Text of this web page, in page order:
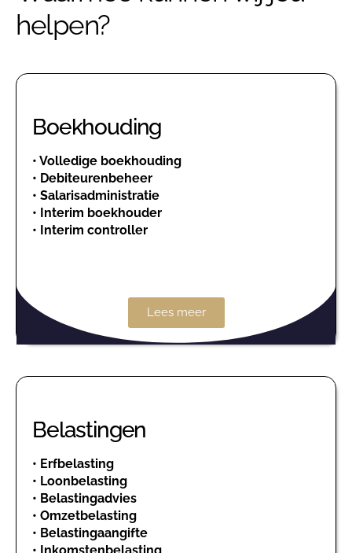
helpen?
Boekhouding
• Volledige boekhouding
• Debiteurenbeheer
• Salarisadministratie
• Interim boekhouder
• Interim controller
Lees meer
Belastingen
• Erfbelasting
• Loonbelasting
• Belastingadvies
• Omzetbelasting
• Belastingaangifte